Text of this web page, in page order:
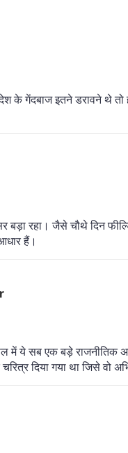
के गेंदबाज इतने डरावने थे
रहा। जैसे चौथे दिन
हैं।
ये सब एक बड़े राजनीतिक
दिया गया था जिसे वो